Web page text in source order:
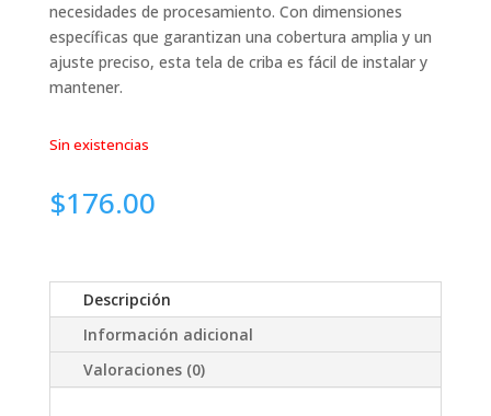
necesidades de procesamiento. Con dimensiones
específicas que garantizan una cobertura amplia y un
ajuste preciso, esta tela de criba es fácil de instalar y
mantener.
Sin existencias
$176.00
Descripción
Información adicional
Valoraciones (0)